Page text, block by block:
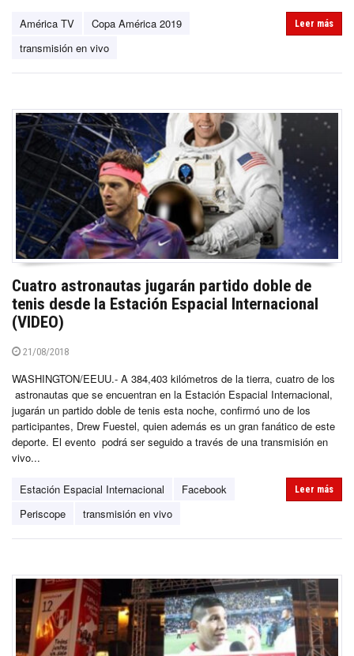
América TV
Copa América 2019
transmisión en vivo
Leer más
Cuatro astronautas jugarán partido doble de
tenis desde la Estación Espacial Internacional
(VIDEO)
21/08/2018
WASHINGTON/EEUU.- A 384,403 kilómetros de la tierra, cuatro de los
astronautas que se encuentran en la Estación Espacial Internacional,
jugarán un partido doble de tenis esta noche, confirmó uno de los
participantes, Drew Fuestel, quien además es un gran fanático de este
deporte. El evento podrá ser seguido a través de una transmisión en
vivo...
Estación Espacial Internacional
Facebook
Periscope
transmisión en vivo
Leer más